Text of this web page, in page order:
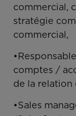
commercial,
stratégie
commercial,
comptes /
de la relation
•Sales